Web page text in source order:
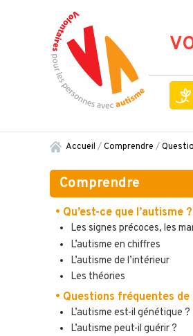
Accueil /Comprendre /
Comprendre
• Qu’est-ce que l’autisme ?
Les signes précoces, les
L’autisme en chiffres
L’autisme de l’intérieur
Les théories
• Questions fréquentes de
L’autisme est-il génétique ?
L’autisme peut-il guérir ?